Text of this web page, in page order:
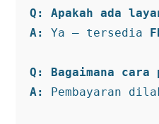
Q: Apakah ada
A:
Ya — tersedia
Q: Bagaimana cara
A:
Pembayaran